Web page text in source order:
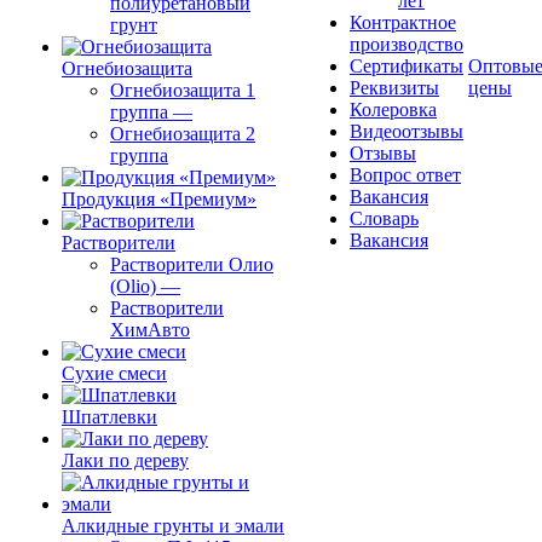
грунт
Огнебиозащита
Огнебиозащита 1
группа —
Огнебиозащита 2
группа
Продукция «Премиум»
Растворители
Растворители Олио
(Olio) —
Растворители
ХимАвто
Сухие смеси
Шпатлевки
Лаки по дереву
Алкидные грунты и эмали
Контрактное
производство
Сертификаты
Реквизиты
Колеровка
Видеоотзывы
Отзывы
Вопрос ответ
Вакансия
Словарь
Вакансия
Оптовые
цены